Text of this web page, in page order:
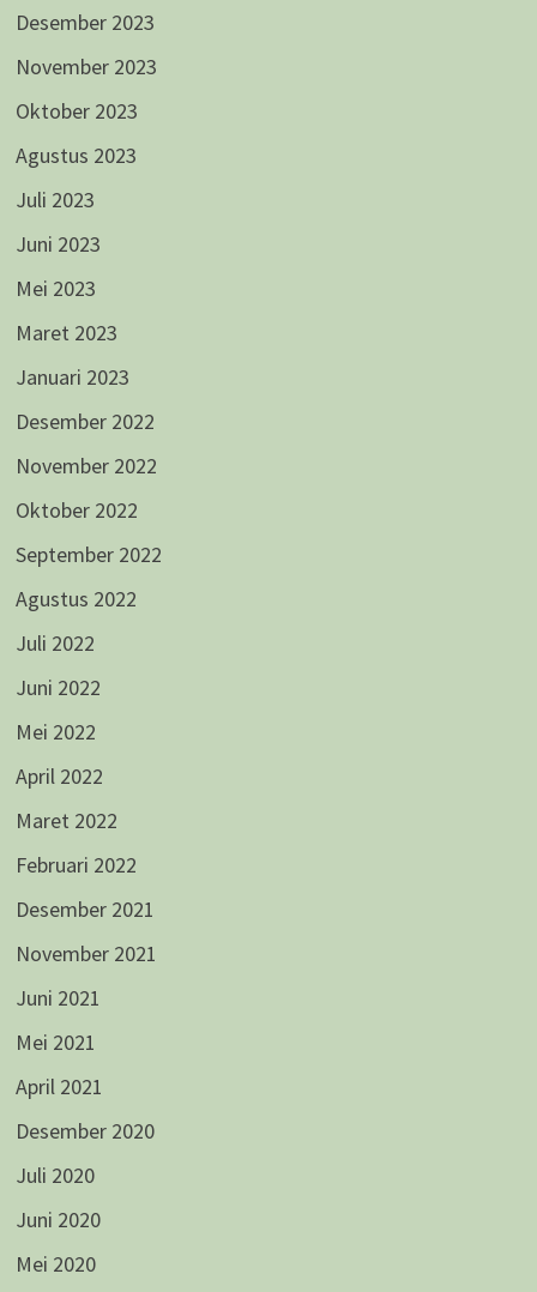
Desember 2023
November 2023
Oktober 2023
Agustus 2023
Juli 2023
Juni 2023
Mei 2023
Maret 2023
Januari 2023
Desember 2022
November 2022
Oktober 2022
September 2022
Agustus 2022
Juli 2022
Juni 2022
Mei 2022
April 2022
Maret 2022
Februari 2022
Desember 2021
November 2021
Juni 2021
Mei 2021
April 2021
Desember 2020
Juli 2020
Juni 2020
Mei 2020